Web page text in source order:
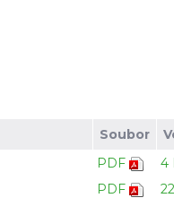
Soubor
PDF
4
PDF